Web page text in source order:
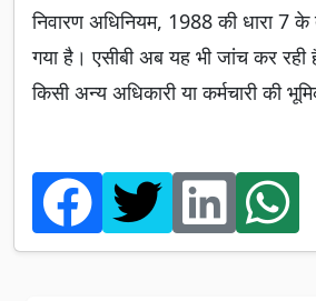
निवारण अधिनियम, 1988 की धारा 7 के
गया है। एसीबी अब यह भी जांच कर
किसी अन्य अधिकारी या कर्मचारी की